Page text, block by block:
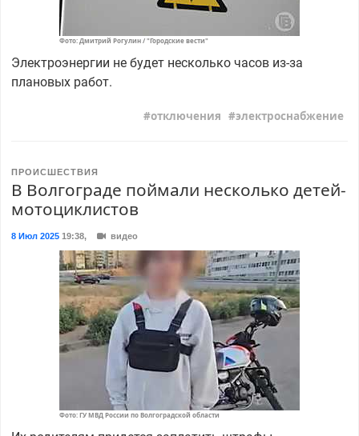
Фото: Дмитрий Рогулин / "Городские вести"
Электроэнергии не будет несколько часов из-за
плановых работ.
отключения электроснабжение
ПРОИСШЕСТВИЯ
В Волгограде поймали несколько детей-
мотоциклистов
8 Июл 202519:38, видео
Фото: ГУ МВД России по Волгоградской области